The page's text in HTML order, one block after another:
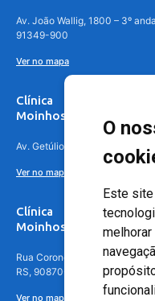
O
Este
Av. João Wallig, 1800 – 3º
91349-900
Ver no mapa
Clínica
Moinhos de Vento
Av. Getúlio Vargas, 4841 –
Ver no mapa
Clínica
Moinhos de Vento -
Rua Coronel Aparício Borges,
RS, 90870-016
Ver no mapa